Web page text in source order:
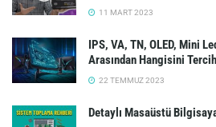
11 MART 2023
IPS, VA, TN, OLED, Mini
Arasından Hangisini
22 TEMMUZ 2023
Detaylı Masaüstü